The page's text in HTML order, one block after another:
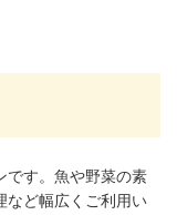
です。魚や野菜の素
など幅広くご利用い